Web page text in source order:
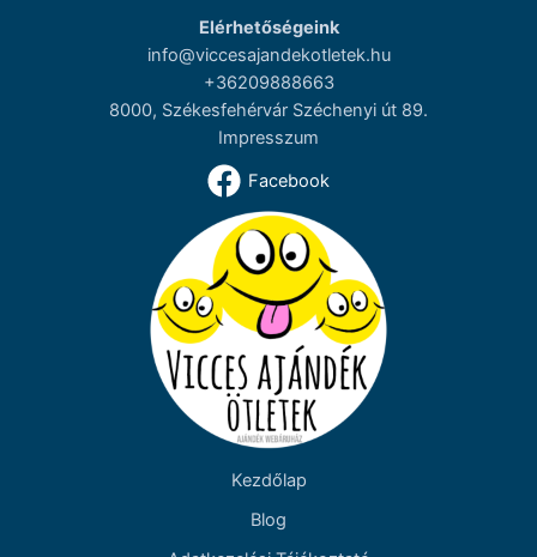
Elérhetőségeink
info@viccesajandekotletek.hu
+36209888663
8000, Székesfehérvár Széchenyi út 89.
Impresszum
Facebook
Kezdőlap
Blog